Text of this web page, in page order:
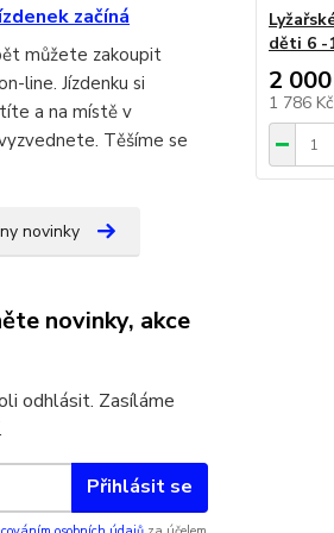
začíná
můžete zakoupit
line. Jízdenku si
a na místě v
Těšíme se
novinky
novinky, akce
odhlásit. Zasíláme
Přihlásit se
děti 6 -
2
1 786